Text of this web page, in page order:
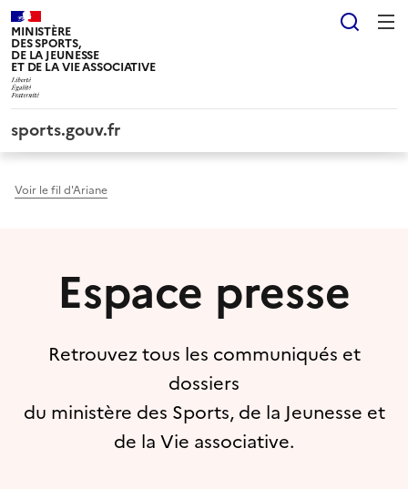
MINISTÈRE
DES SPORTS,
DE LA JEUNESSE
ET DE LA VIE ASSOCIATIVE
sports.gouv.fr
Voir le fil d'Ariane
Espace presse
Retrouvez tous les communiqués et
dossiers
du ministère des Sports, de la Jeunesse et
de la Vie associative.
Panneau de gestion des cookies tarteaucitron